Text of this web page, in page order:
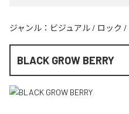
ジャンル： ビジュアル / ロック /
BLACK GROW BERRY